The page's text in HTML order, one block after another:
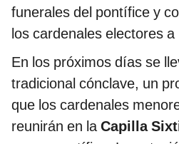
funerales del pontífice y
los cardenales electores a
En los próximos días se
tradicional cónclave, un
que los cardenales
reunirán en la Capilla